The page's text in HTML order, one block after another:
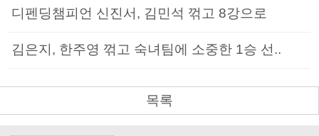
디펜딩챔피언 신진서, 김민석 꺾고 8강으로
김은지, 한주영 꺾고 숙녀팀에 소중한 1승 선..
목록